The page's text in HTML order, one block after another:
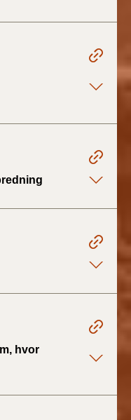
hvor